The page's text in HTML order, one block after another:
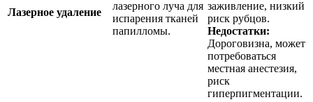
Лазерное удаление
лазерного луча для
испарения тканей
папилломы.
заживление, низкий
риск рубцов.
Недостатки:
Дороговизна, может
потребоваться
местная анестезия,
риск
гиперпигментации.